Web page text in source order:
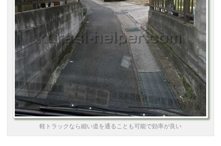
軽トラックなら細い道を通ることも可能で効率が良い